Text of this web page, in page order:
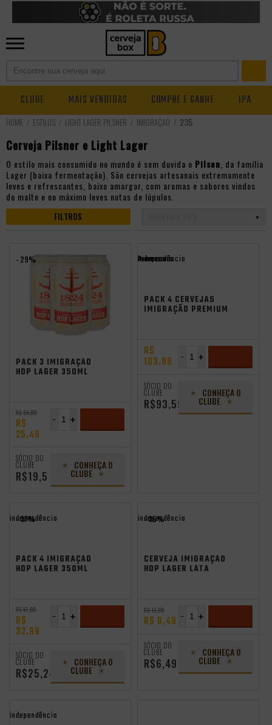
CLUBE MAIS VENDIDAS COMPRE E GANHE IPA
ESTILOS LIGHT LAGER PILSNER IMIGRAÇÃO 235
Cerveja Pilsner e Light Lager
O estilo mais consumido no mundo é sem duvida o Pilsen , da família
Lager (baixa fermentação). São cervejas artesanais extremamente
leves e refrescantes, baixo amargor, com aromas e sabores vindos
do malte e no máximo leves notas de lúpulos.
FILTROS
- 29%
PACK 3 IMIGRAÇÃO
HOP LAGER 350ML
R$ 35,99
R$
25,49
+
-
SÓCIO DO
CLUBE
R$19,5
CONHEÇA O
CLUBE
Promocoes
Aniversario
independência
PACK 4 CERVEJAS
IMIGRAÇÃO PREMIUM
R$
103,99 +
-
SÓCIO DO
CLUBE
R$93,59
CONHEÇA O
CLUBE
independência
- 37%
PACK 4 IMIGRAÇÃO
HOP LAGER 350ML
R$ 51,99
R$
32,99
+
-
SÓCIO DO
CLUBE
R$25,24
CONHEÇA O
CLUBE
independência
- 35%
CERVEJA IMIGRAÇÃO
HOP LAGER LATA
R$ 12,99
R$ 8,49 +
-
SÓCIO DO
CLUBE
R$6,49
CONHEÇA O
CLUBE
independência